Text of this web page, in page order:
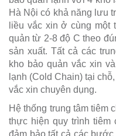
Hà Nội có khả năng lưu
liều vắc xin ở cùng một
quản từ 2-8 độ C theo
sản xuất. Tất cả các
kho bảo quản vắc xin
lạnh (Cold Chain) tại
vắc xin chuyên dụng.
Hệ thống trung tâm tiêm
thực hiện quy trình tiêm
đảm bảo tất cả các